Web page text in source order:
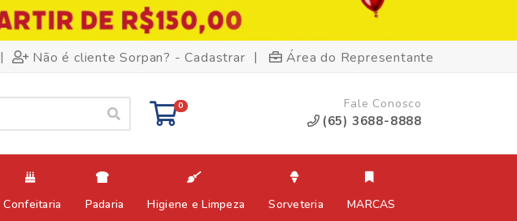
| Não é cliente Sorpan? - Cadastrar | Área do Representante
0 Fale Conosco
(65) 3688-8888
Confeitaria Padaria Higiene e Limpeza Sorveteria MARCAS